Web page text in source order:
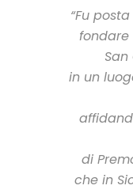
“Fu
fondare
San
in un
di
che in